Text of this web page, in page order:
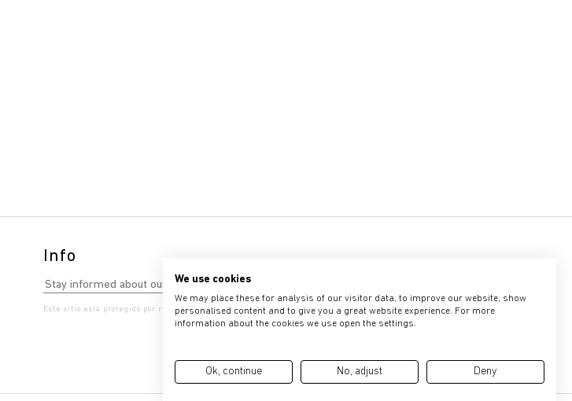
Info
Este sitio está protegido por reCAPTCHA. Se aplican laPolítica de privacidady losTérminos del serviciode Google.
We use cookies
We may place these for analysis of our visitor data, to improve our website, show
personalised content and to give you a great website experience. For more
information about the cookies we use open the settings.
Ok, continue No, adjust Deny